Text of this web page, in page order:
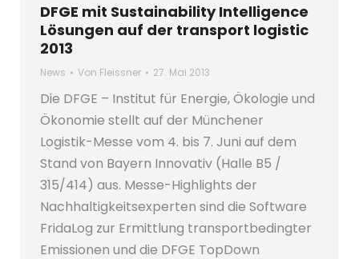
DFGE mit Sustainability Intelligence
Lösungen auf der transport logistic
2013
News Von Fleissner 27. Mai 2013
Die DFGE – Institut für Energie, Ökologie und
Ökonomie stellt auf der Münchener
Logistik-Messe vom 4. bis 7. Juni auf dem
Stand von Bayern Innovativ (Halle B5 /
315/414) aus. Messe-Highlights der
Nachhaltigkeitsexperten sind die Software
FridaLog zur Ermittlung transportbedingter
Emissionen und die DFGE TopDown